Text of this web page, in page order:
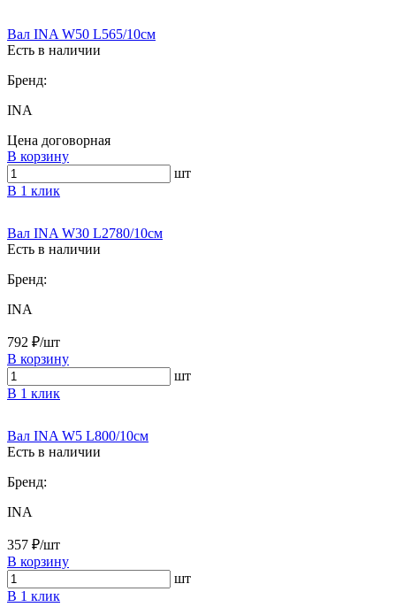
Вал INA W50 L565/10см
Есть в наличии
Бренд:
INA
Цена договорная
В корзину
шт
В 1 клик
Вал INA W30 L2780/10см
Есть в наличии
Бренд:
INA
792 ₽/шт
В корзину
шт
В 1 клик
Вал INA W5 L800/10см
Есть в наличии
Бренд:
INA
357 ₽/шт
В корзину
шт
В 1 клик